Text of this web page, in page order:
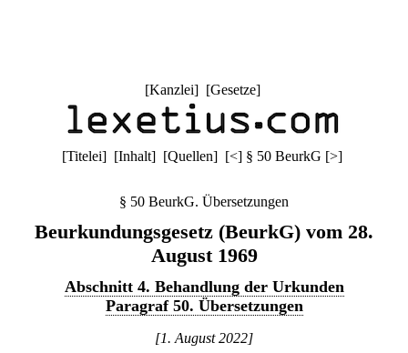
[Kanzlei] [Gesetze]
[Titelei] [Inhalt] [Quellen] [<] § 50 BeurkG [>]
§ 50 BeurkG. Übersetzungen
Beurkundungsgesetz (BeurkG) vom 28.
August 1969
Abschnitt 4. Behandlung der Urkunden
Paragraf 50. Übersetzungen
[1. August 2022]